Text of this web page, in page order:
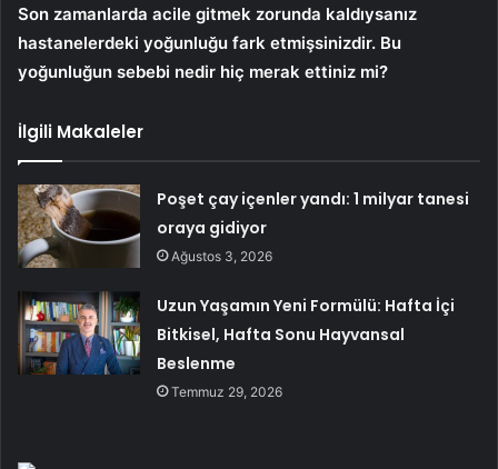
Son zamanlarda acile gitmek zorunda kaldıysanız
hastanelerdeki yoğunluğu fark etmişsinizdir. Bu
yoğunluğun sebebi nedir hiç merak ettiniz mi?
İlgili Makaleler
Poşet çay içenler yandı: 1 milyar tanesi
oraya gidiyor
Ağustos 3, 2026
Uzun Yaşamın Yeni Formülü: Hafta İçi
Bitkisel, Hafta Sonu Hayvansal
Beslenme
Temmuz 29, 2026